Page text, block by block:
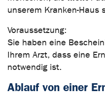
unserem Kranken-Haus
Voraussetzung:
Sie haben eine
Ihrem Arzt, dass eine
notwendig ist.
Ablauf von einer